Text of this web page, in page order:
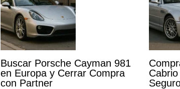
Buscar Porsche Cayman 981
en Europa y Cerrar Compra
con Partner